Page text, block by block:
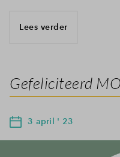
Lees verder
Gefeliciteerd
3 april ' 23